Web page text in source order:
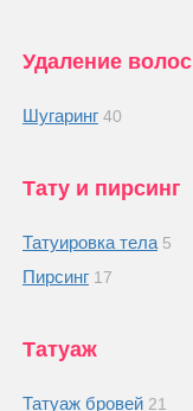
Удаление волос
Шугаринг 40
Тату и пирсинг
Татуировка тела 5
Пирсинг 17
Татуаж
Татуаж бровей 21